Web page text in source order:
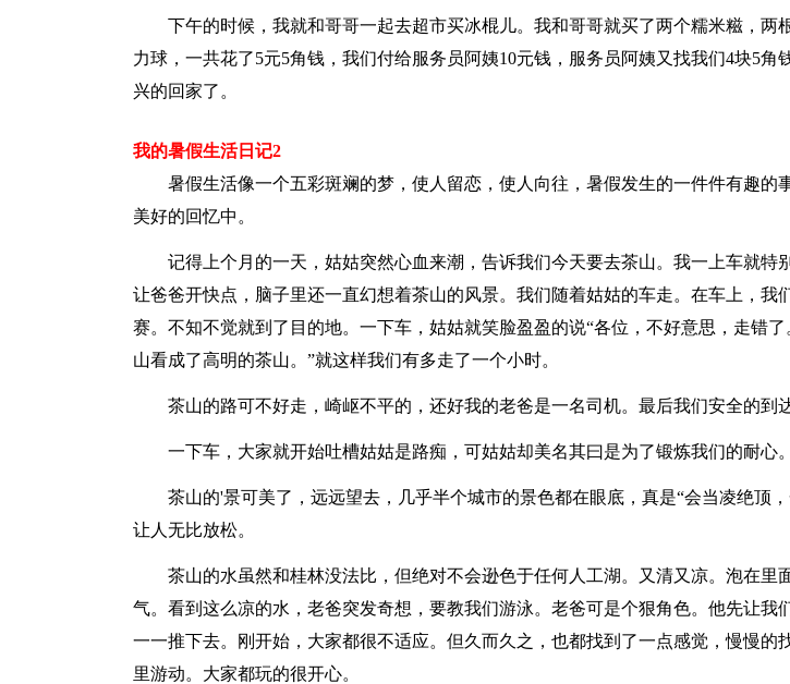
下午的时候，我就和哥哥一起去超市买冰棍儿。我和哥哥就买了两个糯米糍，两
力球，一共花了5元5角钱，我们付给服务员阿姨10元钱，服务员阿姨又找我们4块5角
兴的回家了。
我的暑假生活日记2
暑假生活像一个五彩斑斓的梦，使人留恋，使人向往，暑假发生的一件件有趣的
美好的回忆中。
记得上个月的一天，姑姑突然心血来潮，告诉我们今天要去茶山。我一上车就特
让爸爸开快点，脑子里还一直幻想着茶山的风景。我们随着姑姑的车走。在车上，我
赛。不知不觉就到了目的地。一下车，姑姑就笑脸盈盈的说“各位，不好意思，走错
山看成了高明的茶山。”就这样我们有多走了一个小时。
茶山的路可不好走，崎岖不平的，还好我的老爸是一名司机。最后我们安全的到达
一下车，大家就开始吐槽姑姑是路痴，可姑姑却美名其曰是为了锻炼我们的耐心。
茶山的'景可美了，远远望去，几乎半个城市的景色都在眼底，真是“会当凌绝顶，
让人无比放松。
茶山的水虽然和桂林没法比，但绝对不会逊色于任何人工湖。又清又凉。泡在里
气。看到这么凉的水，老爸突发奇想，要教我们游泳。老爸可是个狠角色。他先让我
一一推下去。刚开始，大家都很不适应。但久而久之，也都找到了一点感觉，慢慢的
里游动。大家都玩的很开心。